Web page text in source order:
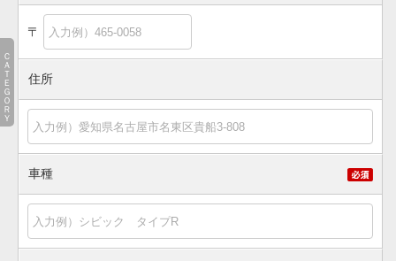
〒
住所
車種
ＣＡＴＥＧＯＲＹ